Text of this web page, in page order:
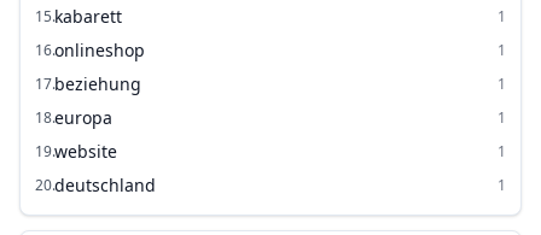
15.kabarett
1
16.onlineshop
1
17.beziehung
1
18.europa
1
19.website
1
20.deutschland 1